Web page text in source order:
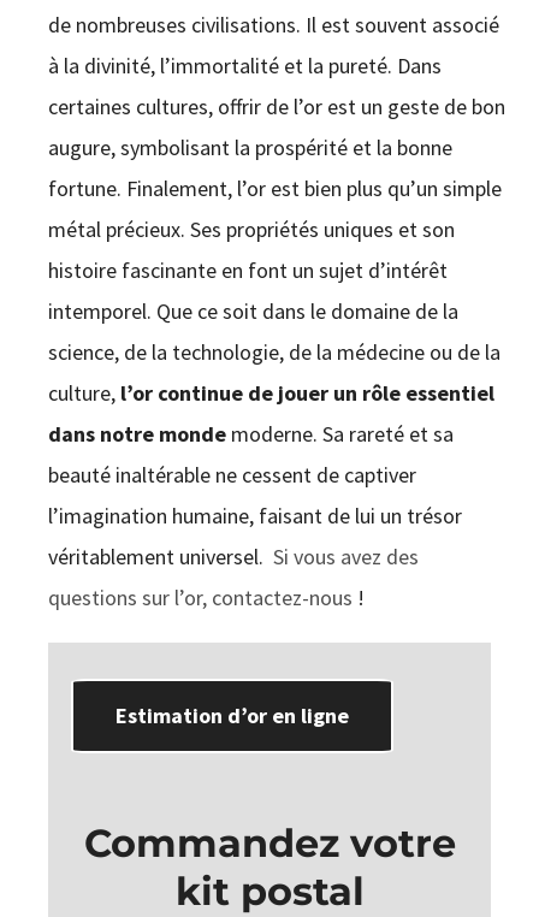
de nombreuses civilisations. Il est souvent associé
à la divinité, l’immortalité et la pureté. Dans
certaines cultures, offrir de l’or est un geste de bon
augure, symbolisant la prospérité et la bonne
fortune. Finalement, l’or est bien plus qu’un simple
métal précieux. Ses propriétés uniques et son
histoire fascinante en font un sujet d’intérêt
intemporel. Que ce soit dans le domaine de la
science, de la technologie, de la médecine ou de la
culture,l’or continue de jouer un rôle essentiel
dans notre monde moderne. Sa rareté et sa
beauté inaltérable ne cessent de captiver
l’imagination humaine, faisant de lui un trésor
véritablement universel. Si vous avez des
questions sur l’or, contactez-nous !
Estimation d’or en ligne
Commandez votre
kit postal